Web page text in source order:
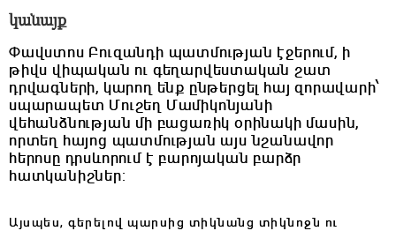
կանայք
Փավստոս Բուզանդի պատմության էջերում, ի
թիվս վիպական ու գեղարվեստական շատ
դրվագների, կարող ենք ընթերցել հայ զորավարի՝
սպարապետ Մուշեղ Մամիկոնյանի
վեհանձնության մի բացառիկ օրինակի մասին,
որտեղ հայոց պատմության այս նշանավոր
հերոսը դրսևորում է բարոյական բարձր
հատկանիշներ:
Այսպես, գերելով պարսից տիկնանց տիկնոջն ու